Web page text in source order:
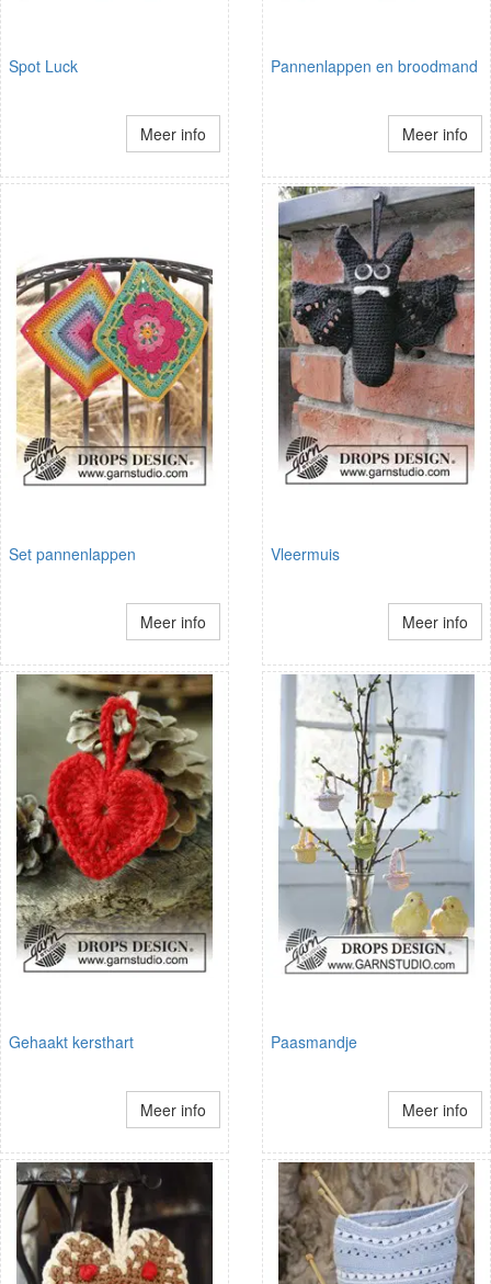
Spot Luck
Meer info
Pannenlappen en broodmand
Meer info
Set pannenlappen
Meer info
Vleermuis
Meer info
Gehaakt kersthart
Meer info
Paasmandje
Meer info